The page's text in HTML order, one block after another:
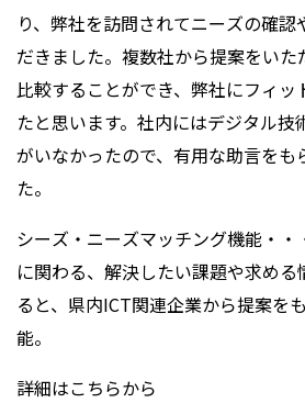
り、弊社を訪問されてニーズの確
だきました。複数社から提案をいた
比較することができ、弊社にフィッ
たと思います。社内にはデジタル
がいなかったので、有用な助言をも
た。
シーズ・ニーズマッチング機能・
に関わる、解決したい課題や求め
ると、県内ICT関連企業から提案を
能。
詳細はこちらから